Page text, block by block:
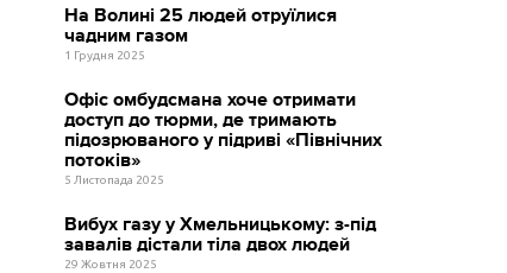
На Волині 25 людей отруїлися
чадним газом
1 Грудня 2025
Офіс омбудсмана хоче отримати
доступ до тюрми, де тримають
підозрюваного у підриві «Північних
потоків»
5 Листопада 2025
Вибух газу у Хмельницькому: з-під
завалів дістали тіла двох людей
29 Жовтня 2025